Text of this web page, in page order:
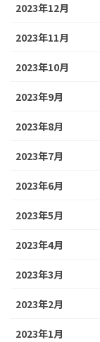
2023年12月
2023年11月
2023年10月
2023年9月
2023年8月
2023年7月
2023年6月
2023年5月
2023年4月
2023年3月
2023年2月
2023年1月